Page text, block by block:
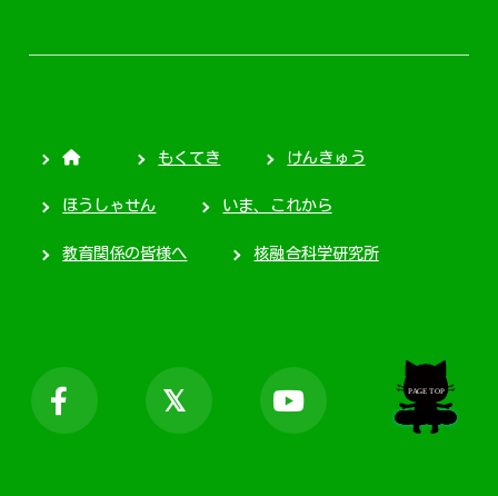
もくてき けんきゅう
ほうしゃせん いま、これから
教育関係の皆様へ 核融合科学研究所